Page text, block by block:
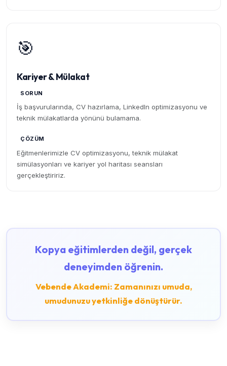
🎯
Kariyer & Mülakat
SORUN
İş başvurularında, CV hazırlama, LinkedIn optimizasyonu ve
teknik mülakatlarda yönünü bulamama.
ÇÖZÜM
Eğitmenlerimizle CV optimizasyonu, teknik mülakat
simülasyonları ve kariyer yol haritası seansları
gerçekleştiririz.
Kopya eğitimlerden değil, gerçek
deneyimden öğrenin.
Vebende Akademi: Zamanınızı umuda,
umudunuzu yetkinliğe dönüştürür.